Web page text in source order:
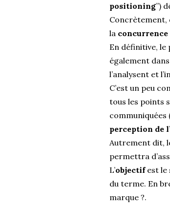
positioning”)
Concrètement,
la concurrence
En définitive,
également
l’analysent et
C’est un peu
tous les points
perception de
Autrement dit,
permettra
L’objectifest le
du terme. En
marque ?.